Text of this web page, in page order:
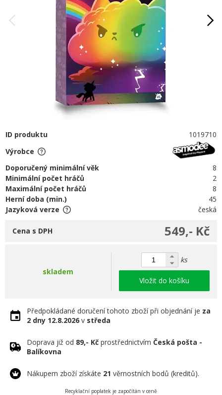
ID produktu
1019710
Výrobce
Doporučený minimální věk
8
Minimální počet hráčů
2
Maximální počet hráčů
8
Herní doba (min.)
45
Jazyková verze
česká
549,- Kč
Cena s DPH
skladem
ks
Vložit do košíku
Předpokládané doručení tohoto zboží při objednání je za
2 dny 12.8.2026 v středa
Doprava již od 89,- Kč prostřednictvím Česká pošta -
Balíkovna
Nákupem zboží získáte 21 věrnostních bodů (kreditů).
Recyklační poplatek je započítán v ceně